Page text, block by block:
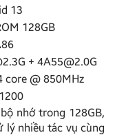
13
128GB
+ 4A55@2.0G
core @ 850MHz
nhớ trong 128GB,
lý nhiều tác vụ cùng